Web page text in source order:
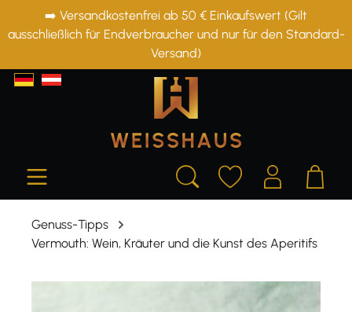
springen
➡️ Versandkostenfrei ab 50 € Einkaufswert (Gilt
ausschließlich für Endverbraucher und nur für den Standard-
Versand)
Genuss-Tipps
Vermouth: Wein, Kräuter und die Kunst des Aperitifs